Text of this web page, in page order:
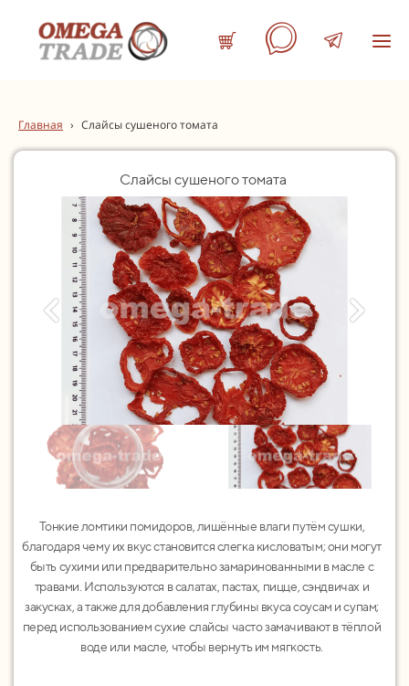
Главная › Слайсы сушеного томата
Слайсы сушеного томата
Тонкие ломтики помидоров, лишённые влаги путём сушки,
благодаря чему их вкус становится слегка кисловатым; они могут
быть сухими или предварительно замаринованными в масле с
травами. Используются в салатах, пастах, пицце, сэндвичах и
закусках, а также для добавления глубины вкуса соусам и супам;
перед использованием сухие слайсы часто замачивают в тёплой
воде или масле, чтобы вернуть им мягкость.